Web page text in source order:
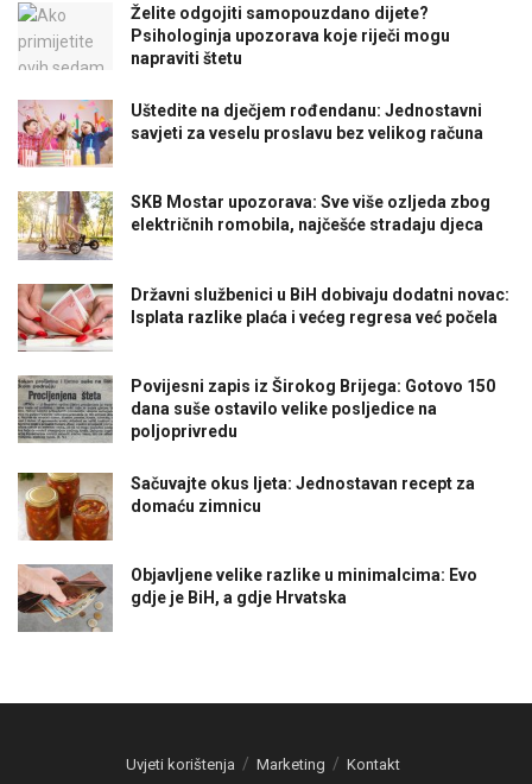
Želite odgojiti samopouzdano dijete?
Psihologinja upozorava koje riječi mogu
napraviti štetu
Uštedite na dječjem rođendanu: Jednostavni
savjeti za veselu proslavu bez velikog računa
SKB Mostar upozorava: Sve više ozljeda zbog
električnih romobila, najčešće stradaju djeca
Državni službenici u BiH dobivaju dodatni novac:
Isplata razlike plaća i većeg regresa već počela
Povijesni zapis iz Širokog Brijega: Gotovo 150
dana suše ostavilo velike posljedice na
poljoprivredu
Sačuvajte okus ljeta: Jednostavan recept za
domaću zimnicu
Objavljene velike razlike u minimalcima: Evo
gdje je BiH, a gdje Hrvatska
Uvjeti korištenja Marketing Kontakt